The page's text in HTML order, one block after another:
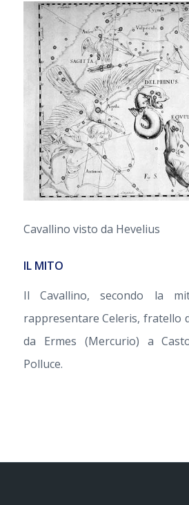
Cavallino visto da Hevelius
IL MITO
Il Cavallino, secondo la
rappresentare Celeris, fratello
da Ermes (Mercurio) a
Polluce.